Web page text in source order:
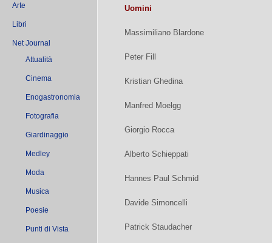
Arte
Libri
Net Journal
Attualità
Cinema
Enogastronomia
Fotografia
Giardinaggio
Medley
Moda
Musica
Poesie
Punti di Vista
Uomini
Massimiliano Blardone
Peter Fill
Kristian Ghedina
Manfred Moelgg
Giorgio Rocca
Alberto Schieppati
Hannes Paul Schmid
Davide Simoncelli
Patrick Staudacher